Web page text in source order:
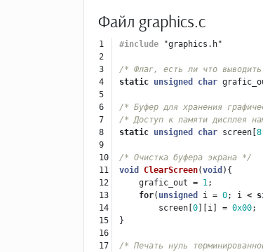
Файл graphics.c
1
2
3
4
5
6
7
8
9
10
11
12
13
14
15
16
17
#include "graphics.h"
/* Флаг, есть ли что
static unsigned char
/* Буфер для хранения
/* Доступ к памяти дисплея
static unsigned char screen 8
/* Очистка буфера экрана */
void
ClearScreen(void ){
grafic_out = 1;
for( unsigned i = 0; i <
screen 0 i = 0x00;
}
/* Печать нуль